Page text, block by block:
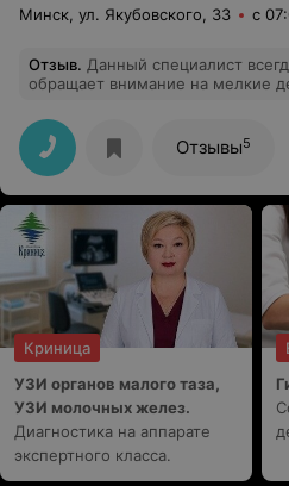
Минск, ул. Якубовского, 33 с
Отзыв. Данный специалист
обращает внимание на мелкие
назначение препаратов всегда
Отзывы5
Криница
УЗИ органов малого таза,
УЗИ молочных желез.
Диагностика на аппарате
экспертного класса.